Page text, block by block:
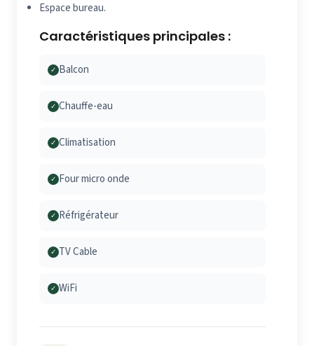
Espace bureau.
Caractéristiques principales :
✓ Balcon
✓ Chauffe-eau
✓ Climatisation
✓ Four micro onde
✓ Réfrigérateur
✓ TV Cable
✓ WiFi